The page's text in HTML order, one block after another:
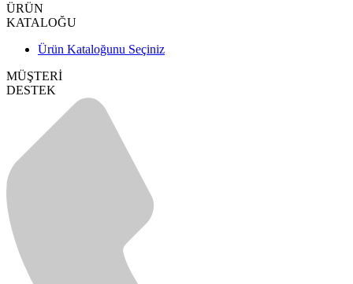
ÜRÜN
KATALOĞU
Ürün Kataloğunu Seçiniz
MÜŞTERİ
DESTEK